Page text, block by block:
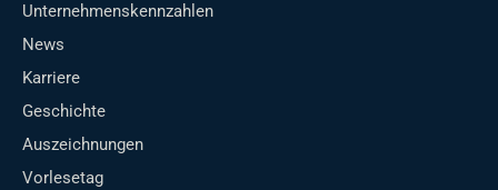
Unternehmenskennzahlen
News
Karriere
Geschichte
Auszeichnungen
Vorlesetag